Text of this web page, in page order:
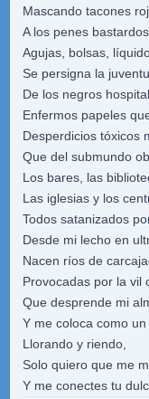
Mascando tacones
A los penes
Agujas, bolsas,
Se persigna la
De los negros
Enfermos papeles
Desperdicios tóxicos
Que del submundo
Los bares, las
Las iglesias y los
Todos satanizados
Desde mi lecho en
Nacen ríos de
Provocadas por la vil
Que desprende mi
Y me coloca como
Llorando y riendo,
Solo quiero que me
Y me conectes tu